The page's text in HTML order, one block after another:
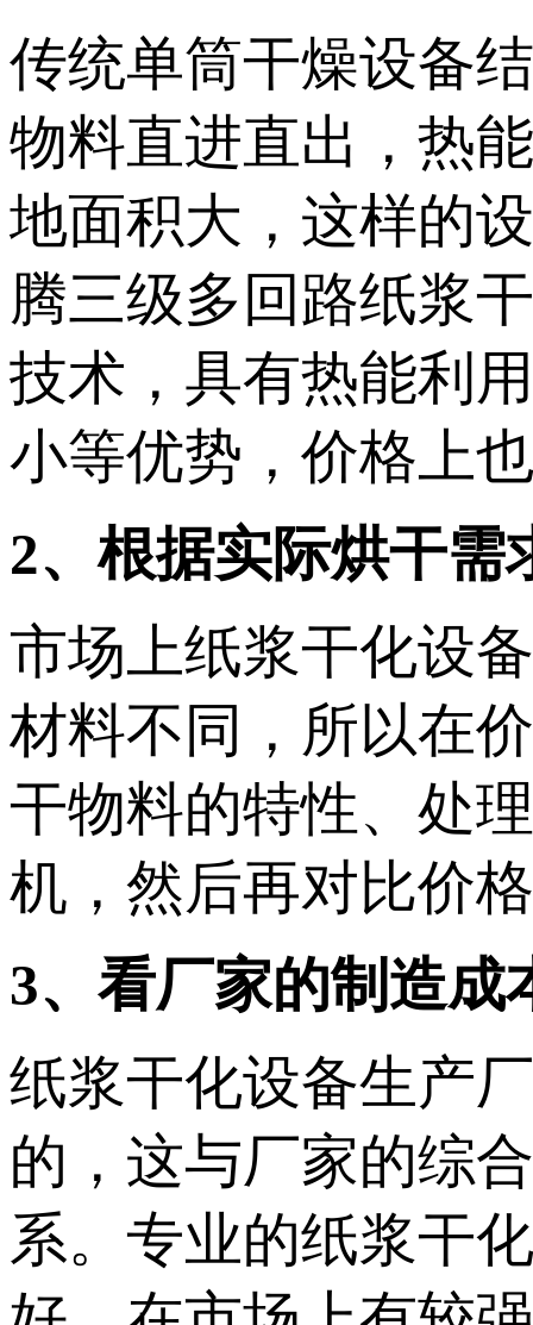
传统单筒干燥设备
物料直进直出，热
地面积大，这样的
腾三级多回路纸浆
技术，具有热能利
小等优势，价格上
2、根据实际烘干需
市场上纸浆干化设
材料不同，所以在
干物料的特性、处
机，然后再对比价
3、看厂家的制造成
纸浆干化设备生产
的，这与厂家的综
系。专业的纸浆干